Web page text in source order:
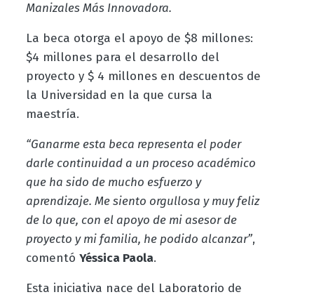
Manizales Más Innovadora.
La beca otorga el apoyo de $8 millones:
$4 millones para el desarrollo del
proyecto y $ 4 millones en descuentos de
la Universidad en la que cursa la
maestría.
“Ganarme esta beca representa el poder
darle continuidad a un proceso académico
que ha sido de mucho esfuerzo y
aprendizaje. Me siento orgullosa y muy feliz
de lo que, con el apoyo de mi asesor de
proyecto y mi familia, he podido alcanzar”,
comentó Yéssica Paola.
Esta iniciativa nace del Laboratorio de